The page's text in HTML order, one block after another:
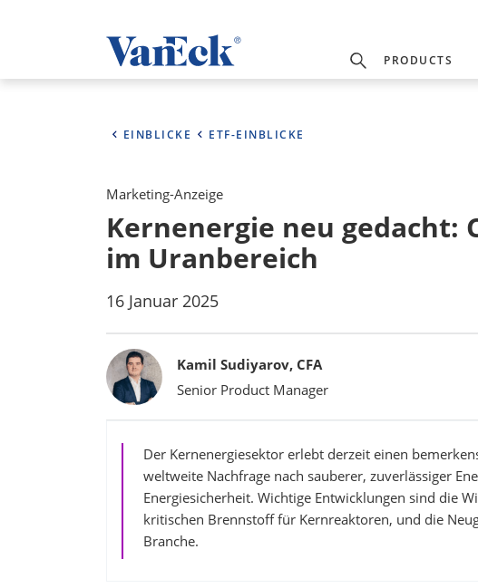
PRODUCTS
EINBLICKE ETF-EINBLICKE
Marketing-Anzeige
Kernenergie neu gedacht:
im Uranbereich
16 Januar 2025
BylinesKamil Sudiyarov, CFA
Senior Product Manager
Der Kernenergiesektor erlebt derzeit einen
weltweite Nachfrage nach sauberer, zuverlässiger
Energiesicherheit. Wichtige Entwicklungen sind die
kritischen Brennstoff für Kernreaktoren, und die
Branche.